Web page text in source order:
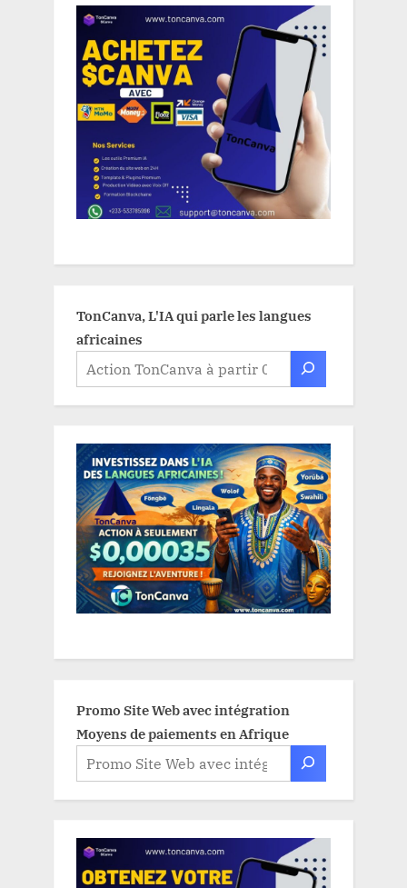
TonCanva, L'IA qui parle les langues
africaines
Promo Site Web avec intégration
Moyens de paiements en Afrique